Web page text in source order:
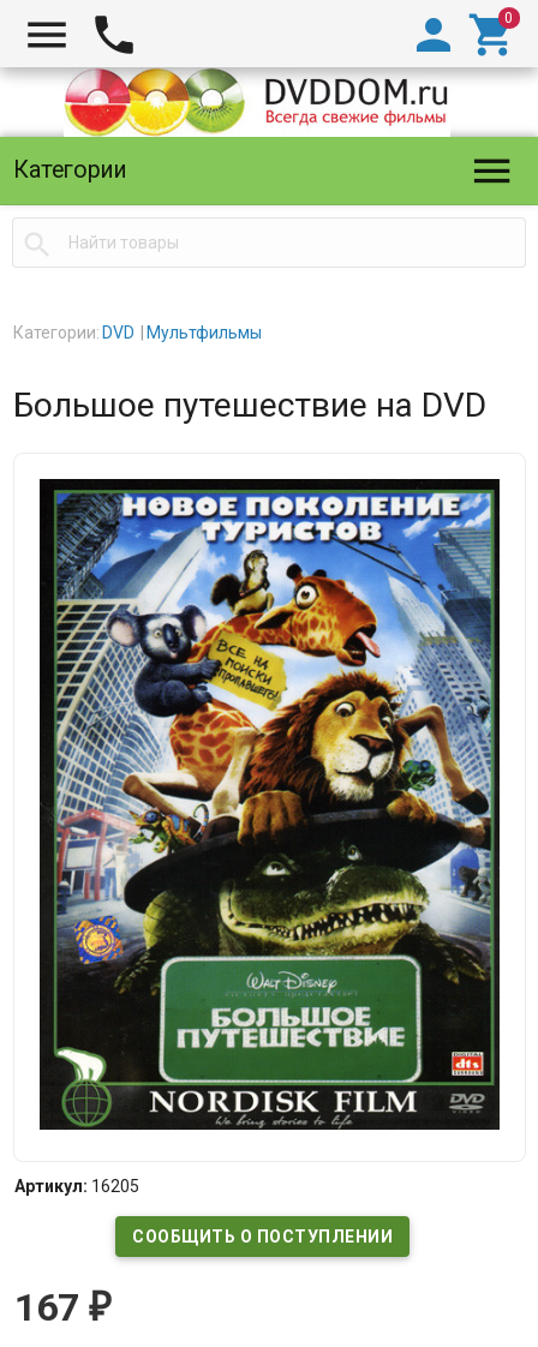
  

Категории 

Категории: DVD Мультфильмы
Большое путешествие на DVD
Артикул: 16205
СООБЩИТЬ О ПОСТУПЛЕНИИ
167 ₽